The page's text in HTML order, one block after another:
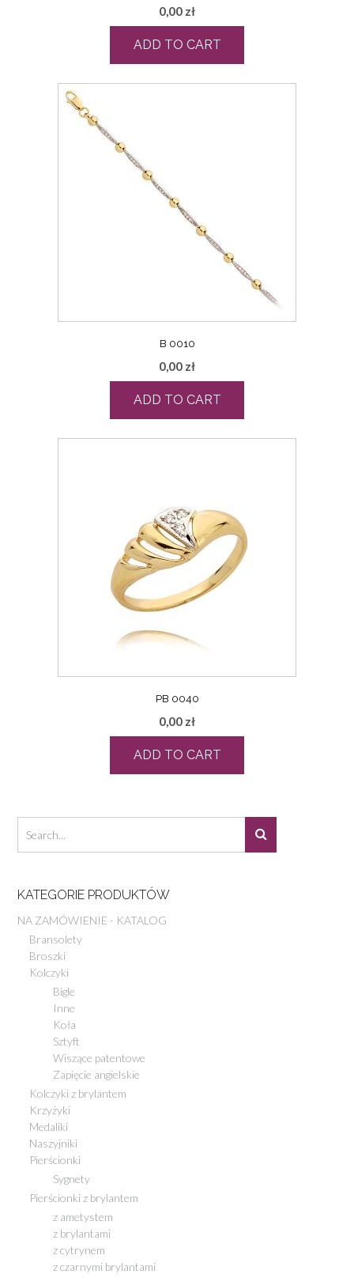
0,00 zł
ADD TO CART
B 0010
0,00 zł
ADD TO CART
PB 0040
0,00 zł
ADD TO CART
KATEGORIE PRODUKTÓW
NA ZAMÓWIENIE - KATALOG
Bransolety
Broszki
Kolczyki
Bigle
Inne
Koła
Sztyft
Wiszące patentowe
Zapięcie angielskie
Kolczyki z brylantem
Krzyżyki
Medaliki
Naszyjniki
Pierścionki
Sygnety
Pierścionki z brylantem
z ametystem
z brylantami
z cytrynem
z czarnymi brylantami